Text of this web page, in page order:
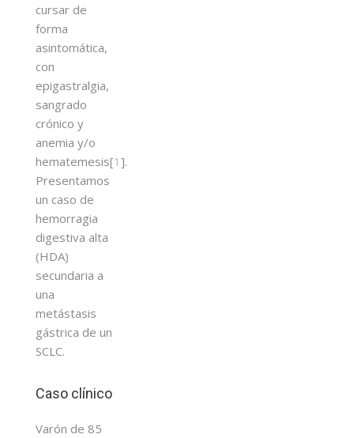
cursar de
forma
asintomática,
con
epigastralgia,
sangrado
crónico y
anemia y/o
hematemesis[1 ].
Presentamos
un caso de
hemorragia
digestiva alta
(HDA)
secundaria a
una
metástasis
gástrica de un
SCLC.
Caso clínico
Varón de 85